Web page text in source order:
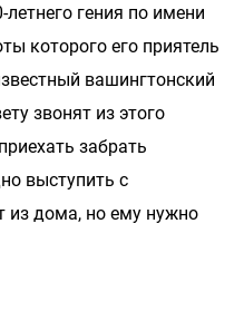
гения по имени
которого его приятель
вашингтонский
звонят из этого
забрать
выступить с
из дома, но ему нужно